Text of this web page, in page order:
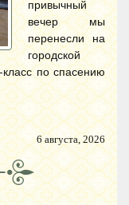
привычный
вечер мы
перенесли на
городской
по спасению
6 августа, 2026